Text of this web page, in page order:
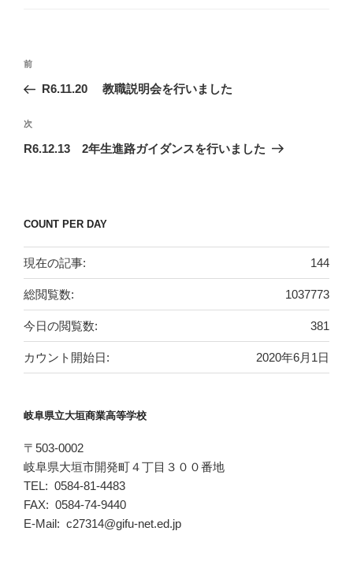
投
ナ
ビ
ゲ
ン
前
の
稿
前
R6.11.20 教職説明会を行いました
次
の
次
R6.12.13 2年生進路ガイダンスを行いました
COUNT PER DAY
144
現在の記事:
1037773
総閲覧数:
381
今日の閲覧数:
2020年6月1日
カウント開始日:
岐阜県立大垣商業高等学校
〒503-0002
岐阜県大垣市開発町４丁目３００番地
TEL: 0584-81-4483
FAX: 0584-74-9440
E-Mail: c27314@gifu-net.ed.jp